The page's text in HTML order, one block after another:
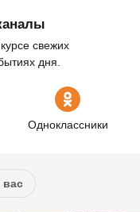
свежих
дня.
Одноклассники
вас